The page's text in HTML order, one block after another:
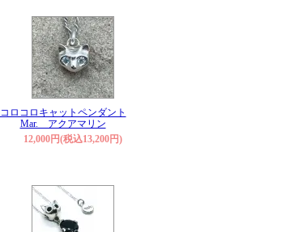
コロコロキャットペンダント
Mar. アクアマリン
12,000円(税込13,200円)